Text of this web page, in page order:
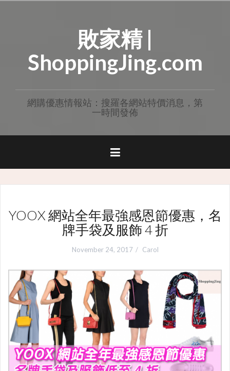
敗家精 |
ShoppingJing.com
網購優惠情報站：搜羅各網站特價消息，第
一時間發佈
YOOX 網站全年最強感恩節優惠，名
牌手袋及服飾 4 折
November 24, 2017 Carol